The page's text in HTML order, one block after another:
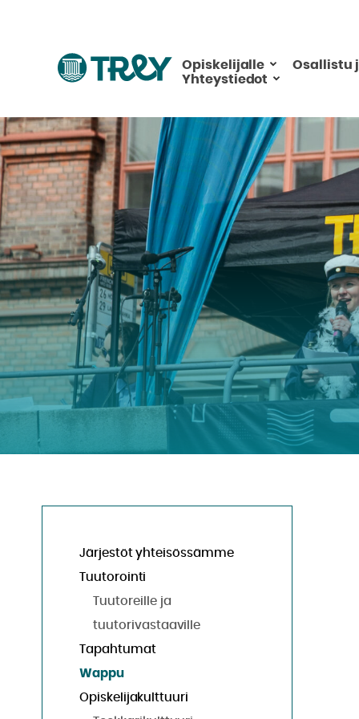
Siirry
-
etusivulle
Opiskelijalle Osallistu
Yhteystiedot
Järjestöt yhteisössämme
Tuutorointi
Tuutoreille ja
tuutorivastaaville
Tapahtumat
Wappu
Opiskelijakulttuuri